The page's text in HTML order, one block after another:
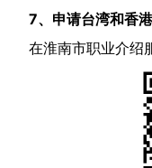
7、申请台湾和香
在淮南市职业介绍